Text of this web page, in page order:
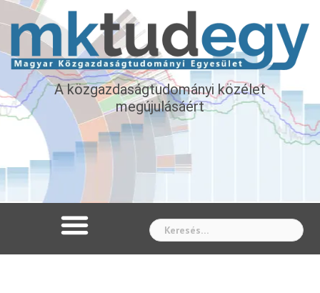
A közgazdaságtudományi közélet
megújulásáért